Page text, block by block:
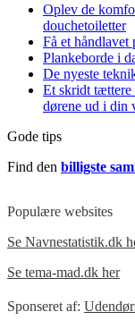
Oplev de
douchetoiletter
Få et håndlavet
Plankeborde i
De nyeste
Et skridt tættere
dørene ud i din
Gode tips
Find den billigste
Populære websites
Se Navnestatistik.dk
Se tema-mad.dk her
Sponseret af: